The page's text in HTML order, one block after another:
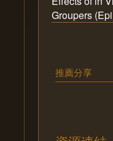
Groupers
推薦分享